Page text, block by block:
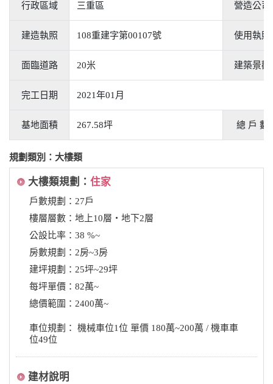
行政區域 三重區 營造公司
建造執照 108重建字第00107號 使用執照
面臨道路 20米 建築景觀
完工日期 2021年01月
基地面積 267.58坪 總 戶 數
規劃類別：大樓類
大樓類規劃： 住家
戶數規劃：27戶
樓層層數：地上10層‧地下2層
公設比率：38 %~
房數規劃：2房~3房
建坪規劃：25坪~29坪
每坪單價：82萬~
總價範圍：2400萬~
車位規劃： 機械車位1位 單價 180萬~200萬 / 機車車
位49位
建材說明